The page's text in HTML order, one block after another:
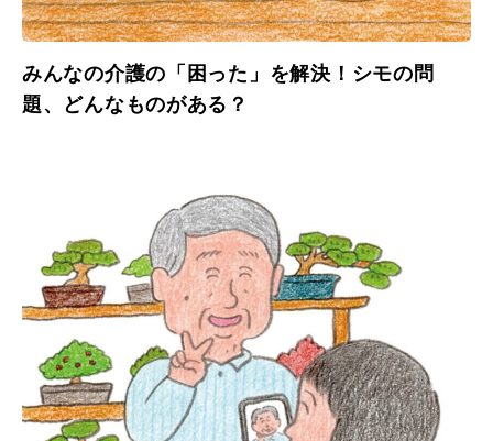
みんなの介護の「困った」を解決！シモの問
題、どんなものがある？